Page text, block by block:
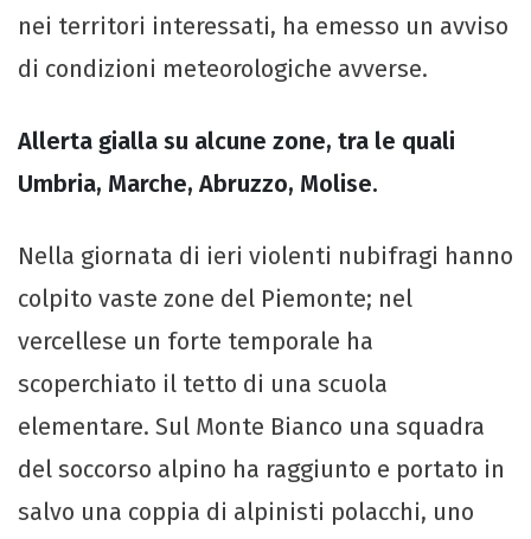
nei territori interessati, ha emesso un avviso
di condizioni meteorologiche avverse.
Allerta gialla su alcune zone, tra le quali
Umbria, Marche, Abruzzo, Molise.
Nella giornata di ieri violenti nubifragi hanno
colpito vaste zone del Piemonte; nel
vercellese un forte temporale ha
scoperchiato il tetto di una scuola
elementare. Sul Monte Bianco una squadra
del soccorso alpino ha raggiunto e portato in
salvo una coppia di alpinisti polacchi, uno